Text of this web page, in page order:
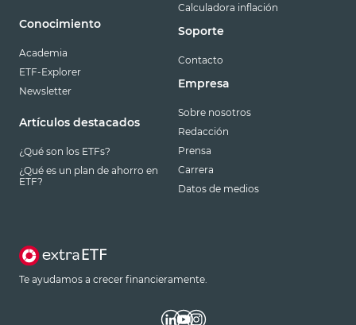
Conocimiento
Academia
ETF-Explorer
Newsletter
Artículos destacados
¿Qué son los ETFs?
¿Qué es un plan de ahorro en
ETF?
Calculadora inflación
Soporte
Contacto
Empresa
Sobre nosotros
Redacción
Prensa
Carrera
Datos de medios
Te ayudamos a crecer financieramente.